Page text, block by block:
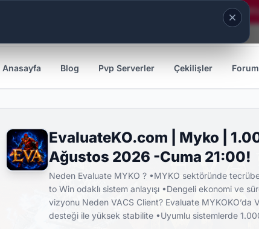
Era Online - 2
Anasayfa Blog Pvp Serverler Çekilişler Forum
EvaluateKO.com | Myko |
Ağustos 2026 -Cuma 21:00!
Neden Evaluate MYKO ? •MYKO sektöründe
to Win odaklı sistem anlayışı •Dengeli ekonomi ve
vizyonu ️Neden VACS Client? Evaluate MYKOKO’da
desteği ile yüksek stabilite •Uyumlu sistemlerde